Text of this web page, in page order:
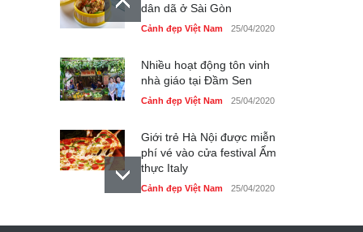
dân dã ở Sài Gòn
Cảnh đẹp Việt Nam 25/04/2020
Nhiều hoạt động tôn vinh
nhà giáo tại Đầm Sen
Cảnh đẹp Việt Nam 25/04/2020
Giới trẻ Hà Nội được miễn
phí vé vào cửa festival Ẩm
thực Italy
Cảnh đẹp Việt Nam 25/04/2020
Tam giác mạch khoe sắc